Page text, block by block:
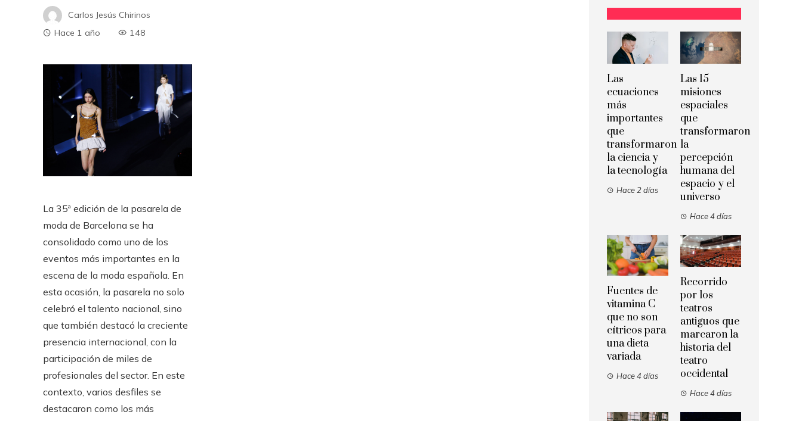
Carlos Jesús Chirinos
Hace 1 año
148
La 35ª edición de la pasarela de
moda de Barcelona se ha
consolidado como uno de los
eventos más importantes en la
escena de la moda española. En
esta ocasión, la pasarela no solo
celebró el talento nacional, sino
que también destacó la creciente
presencia internacional, con la
participación de miles de
profesionales del sector. En este
contexto, varios desfiles se
destacaron como los más
Las
ecuaciones
más
importantes
que
transformaron
la ciencia y
la tecnología
Hace 2 días
Las 15
misiones
espaciales
que
transformaron
la
percepción
humana del
espacio y el
universo
Hace 4 días
Fuentes de
vitamina C
que no son
cítricos para
una dieta
variada
Hace 4 días
Recorrido
por los
teatros
antiguos que
marcaron la
historia del
teatro
occidental
Hace 4 días